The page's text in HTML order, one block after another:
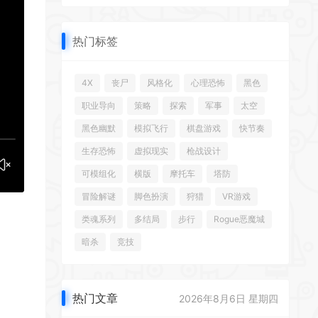
热门标签
4X 丧尸 风格化 心理恐怖 黑色
职业导向 策略 探索 军事 太空
黑色幽默 模拟飞行 棋盘游戏 快节奏
生存恐怖 虚拟现实 枪战设计
可模组化 横版 摩托车 塔防
冒险解谜 脚色扮演 狩猎 VR游戏
类魂系列 多结局 步行 Rogue恶魔城
暗杀 竞技
热门文章 2026年8月6日 星期四